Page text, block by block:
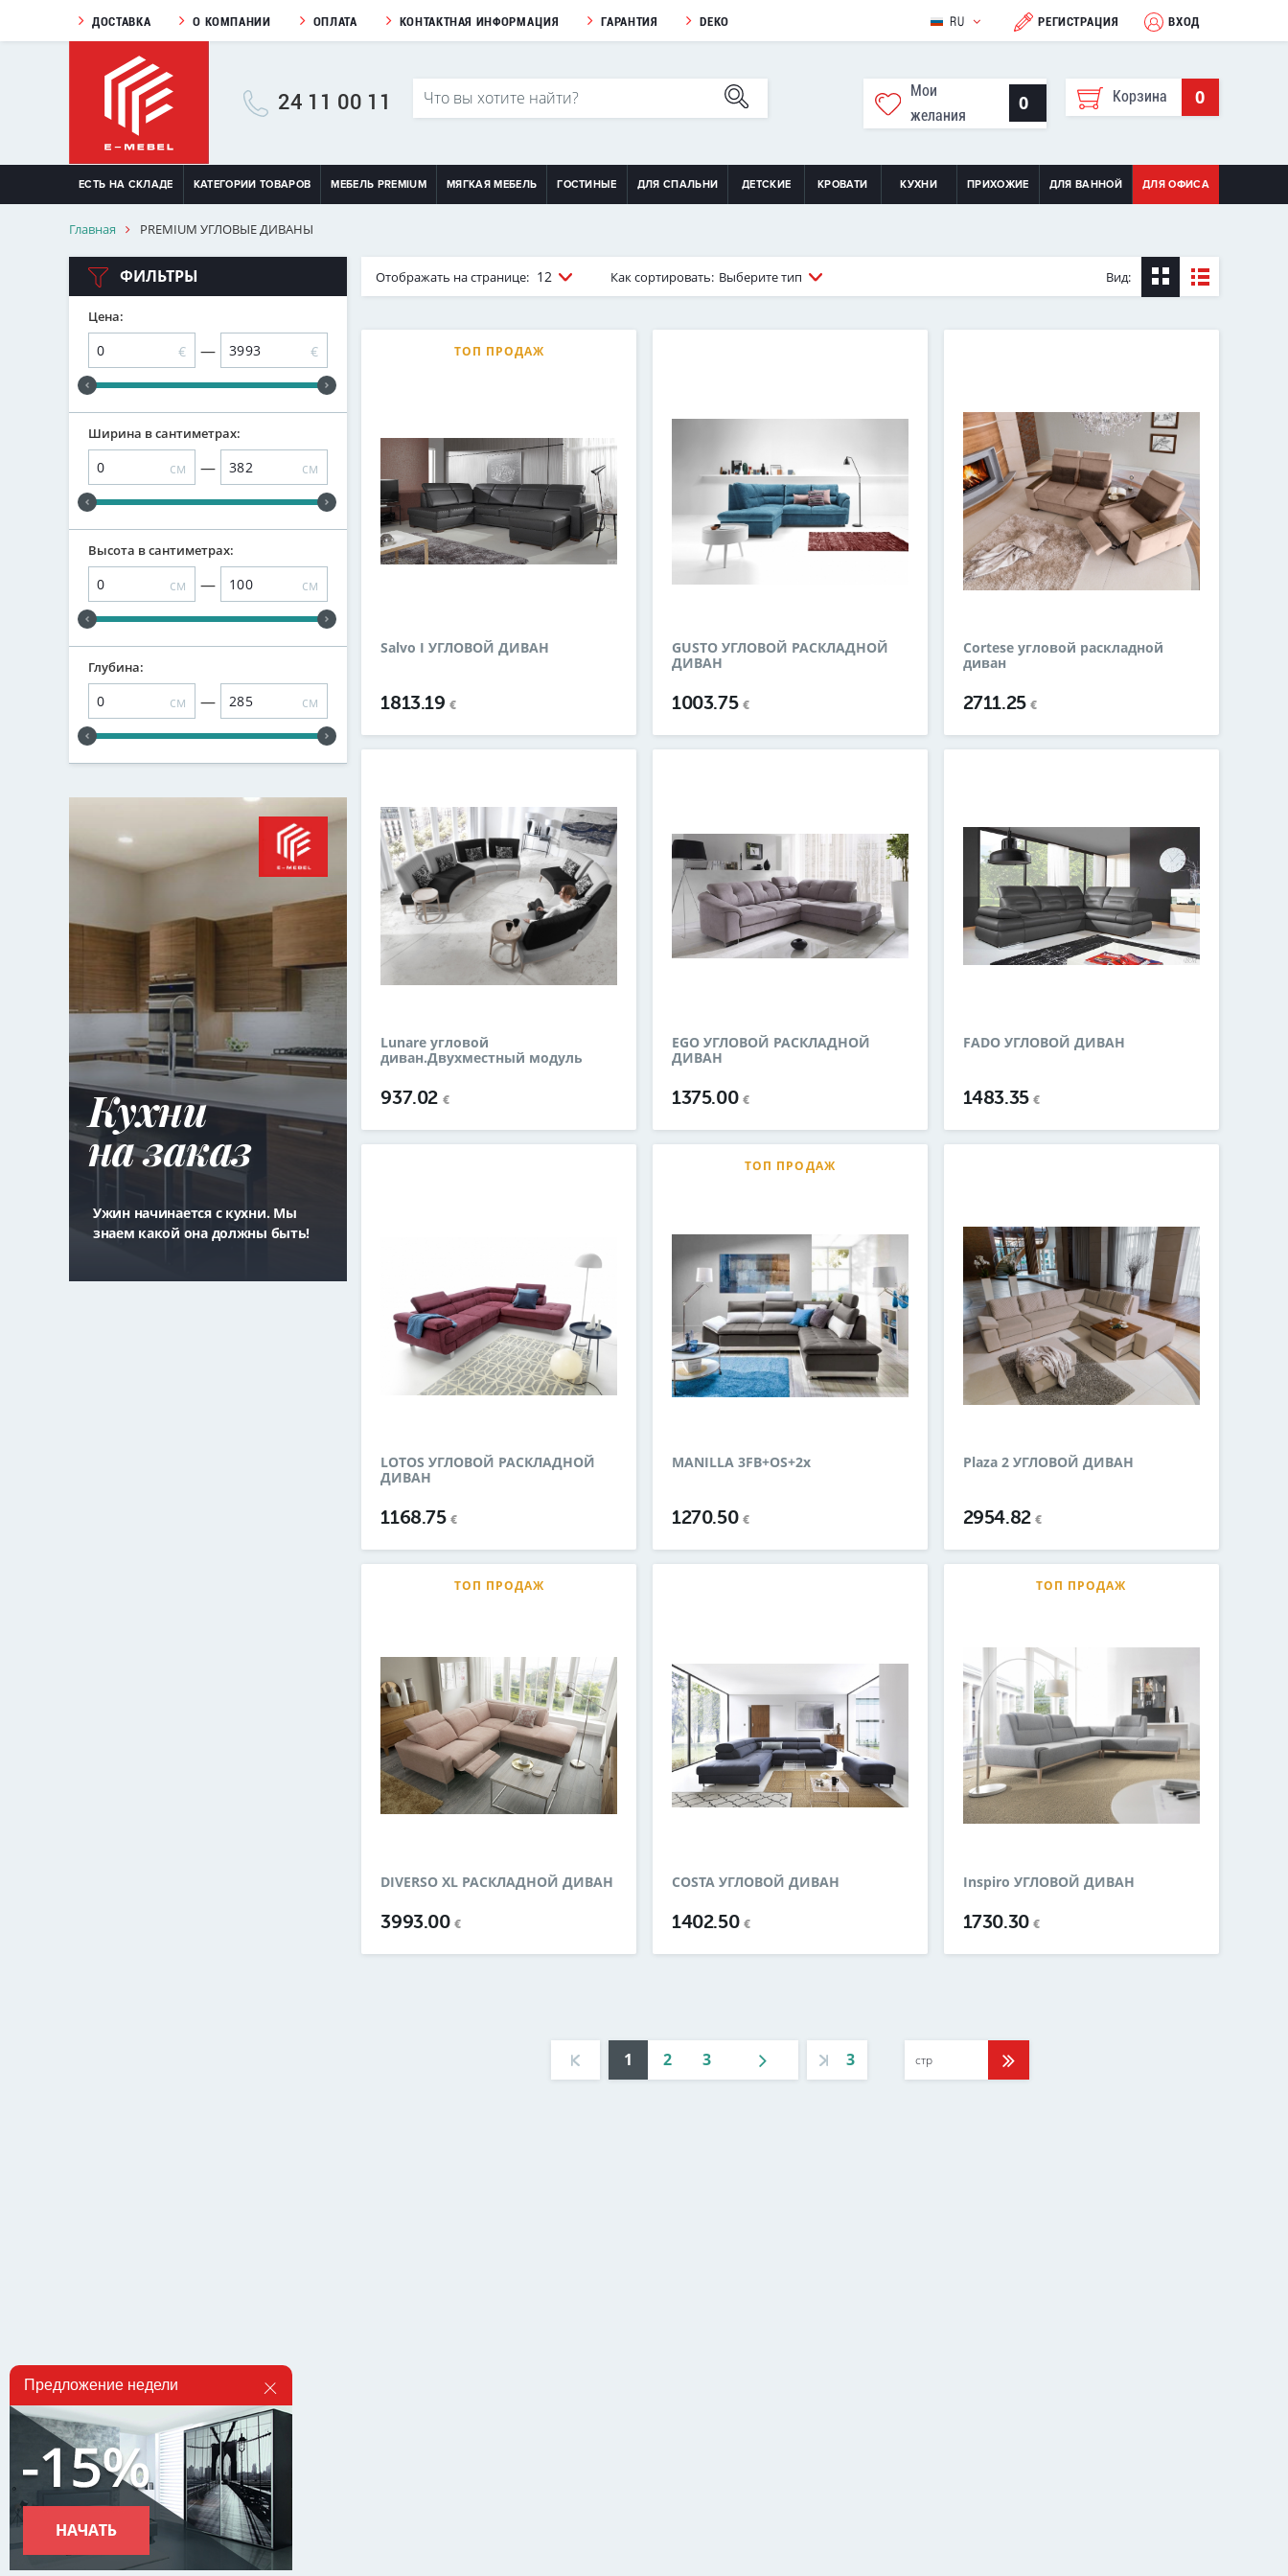
ДОСТАВКА О КОМПАНИИ ОПЛАТА КОНТАКТНАЯ ИНФОРМАЦИЯ ГАРАНТИЯ DEKO RU РЕГИСТРАЦИЯ ВХОД
24 11 00 11
Мои
желания
0 Корзина 0
ЕСТЬ НА СКЛАДЕ КАТЕГОРИИ ТОВАРОВ МЕБЕЛЬ PREMIUM МЯГКАЯ МЕБЕЛЬ ГОСТИНЫЕ ДЛЯ СПАЛЬНИ ДЕТСКИЕ КРОВАТИ КУХНИ ПРИХОЖИЕ ДЛЯ ВАННОЙ ДЛЯ ОФИСА
Главная PREMIUM УГЛОВЫЕ ДИВАНЫ
ФИЛЬТРЫ
Цена:
€ — €
Ширина в сантиметрах:
см — см
Высота в сантиметрах:
см — см
Глубина:
см — см
Кухни
на заказ
Ужин начинается с кухни. Мы
знаем какой она должны быть!
Отображать на странице: 12 Как сортировать: Выберите тип Вид:
ТОП ПРОДАЖ
Salvo I УГЛОВОЙ ДИВАН
1813.19€
GUSTO УГЛОВОЙ РАСКЛАДНОЙ
ДИВАН
1003.75 €
Cortese угловой раскладной
диван
2711.25€
Lunare угловой
диван.Двухместный модуль
937.02 €
EGO УГЛОВОЙ РАСКЛАДНОЙ
ДИВАН
1375.00 €
FADO УГЛОВОЙ ДИВАН
1483.35€
LOTOS УГЛОВОЙ РАСКЛАДНОЙ
ДИВАН
1168.75€
ТОП ПРОДАЖ
MANILLA 3FB+OS+2x
1270.50 €
Plaza 2 УГЛОВОЙ ДИВАН
2954.82€
ТОП ПРОДАЖ
DIVERSO XL РАСКЛАДНОЙ ДИВАН
3993.00€
COSTA УГЛОВОЙ ДИВАН
1402.50 €
ТОП ПРОДАЖ
Inspiro УГЛОВОЙ ДИВАН
1730.30€
1 2 3 3
Предложение недели